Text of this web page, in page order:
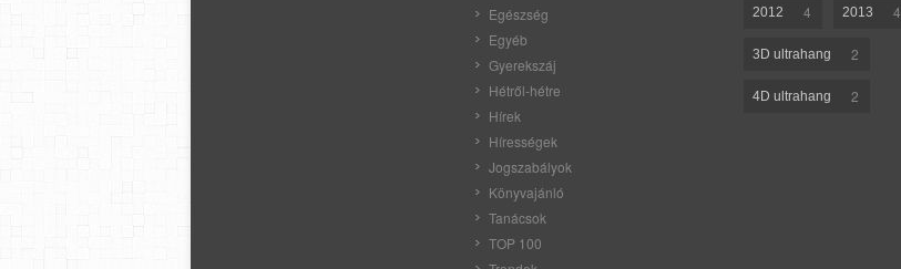
Egészség
Egyéb
Gyerekszáj
Hétről-hétre
Hírek
Hírességek
Jogszabályok
Könyvajánló
Tanácsok
TOP 100
2012 4 2013 4
3D ultrahang 2
4D ultrahang 2